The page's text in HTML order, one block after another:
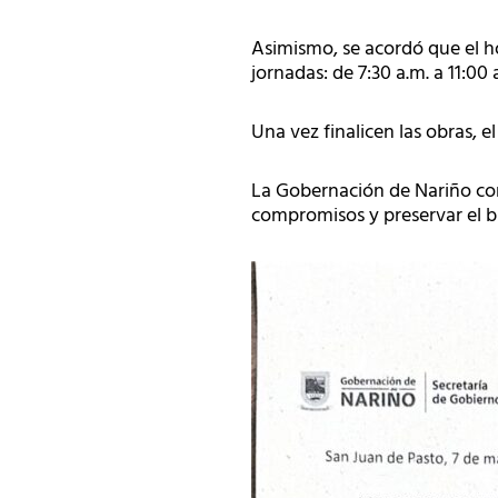
Asimismo, se acordó que el
jornadas: de 7:30 a.m. a
Una vez finalicen las obras,
La Gobernación de Nariño
compromisos y preservar el